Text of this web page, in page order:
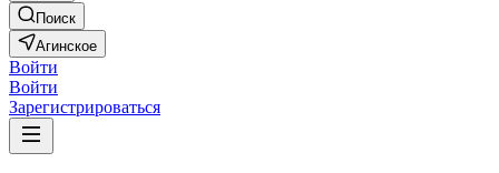
Поиск
Агинское
Войти
Войти
Зарегистрироваться